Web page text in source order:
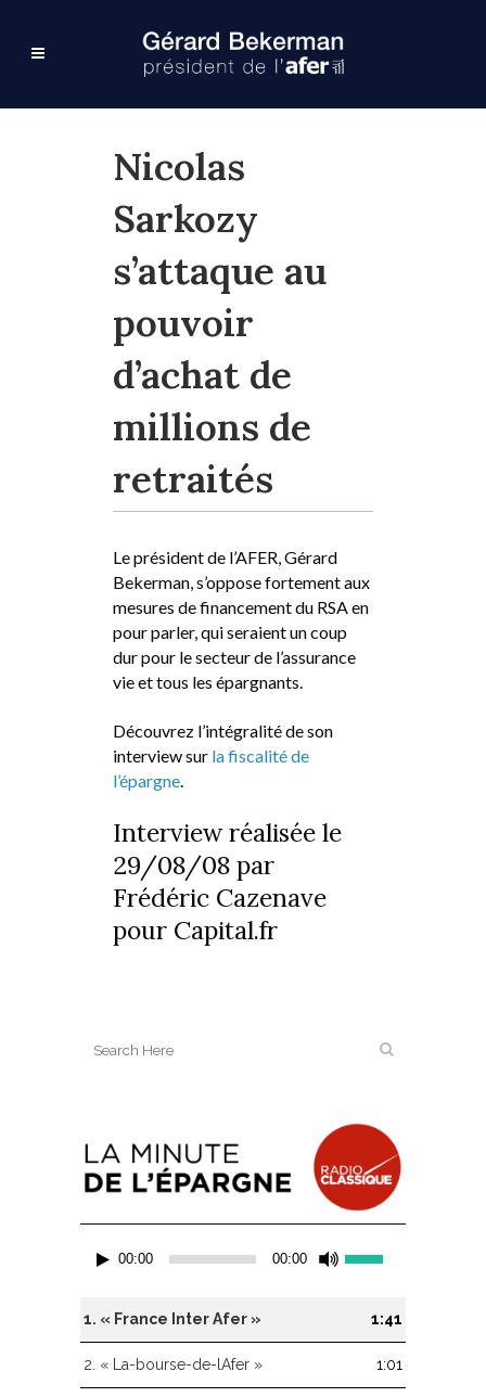
Nicolas
Sarkozy
s’attaque au
pouvoir
d’achat de
millions de
retraités
Le président de l’AFER, Gérard
Bekerman, s’oppose fortement aux
mesures de financement du RSA en
pour parler, qui seraient un coup
dur pour le secteur de l’assurance
vie et tous les épargnants.
Découvrez l’intégralité de son
interview sur la fiscalité de
l’épargne.
Interview réalisée le
29/08/08 par
Frédéric Cazenave
pour Capital.fr
audio
00:00 00:00
haut/bas
pour
augmenter
ou
1. « France Inter Afer » 1:41
2. « La-bourse-de-lAfer » 1:01